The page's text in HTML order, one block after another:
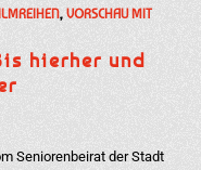
, VORSCHAU MIT
hierher und
Seniorenbeirat der Stadt